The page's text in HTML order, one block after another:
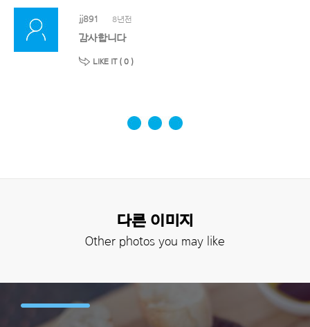
jj891 8년전
감사합니다
LIKE IT ( 0 )
다른 이미지
Other photos you may like